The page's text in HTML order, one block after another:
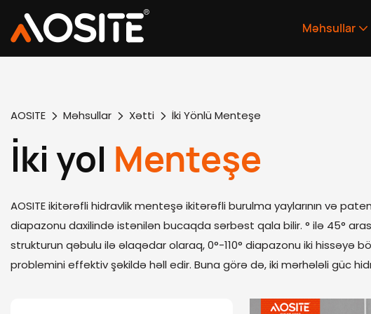
Məhsullar
AOSITE Məhsullar Xətti İki Yönlü Menteşe
İki yol Menteşe
AOSITE ikitərəfli hidravlik menteşə ikitərəfli burulma yaylarının və
diapazonu daxilində istənilən bucaqda sərbəst qala bilir. ° ilə 45°
strukturun qəbulu ilə əlaqədar olaraq, 0°-110° diapazonu iki hissəyə
problemini effektiv şəkildə həll edir. Buna görə də, iki mərhələli güc